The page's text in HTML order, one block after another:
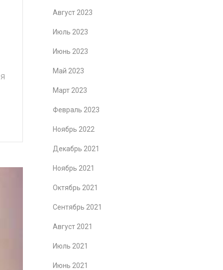
Август 2023
Июль 2023
Июнь 2023
Май 2023
Март 2023
Февраль 2023
Ноябрь 2022
Декабрь 2021
Ноябрь 2021
Октябрь 2021
Сентябрь 2021
Август 2021
Июль 2021
Июнь 2021